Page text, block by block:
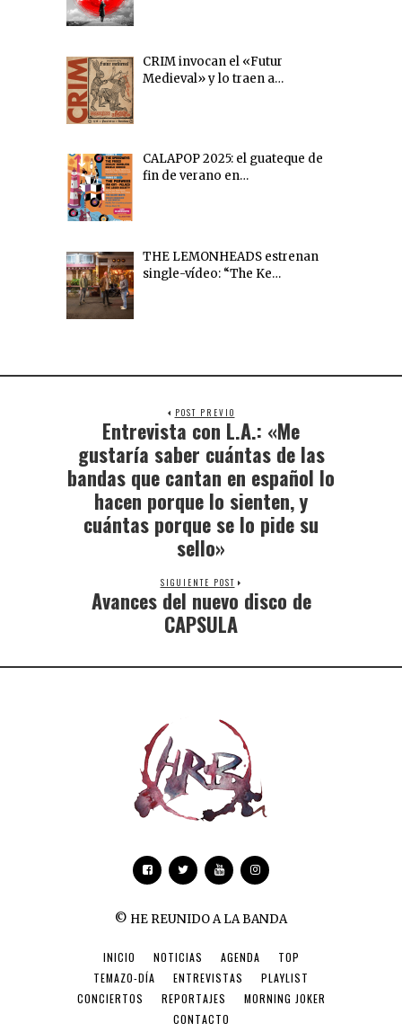
CRIM invocan el «Futur
Medieval» y lo traen a…
CALAPOP 2025: el guateque de
fin de verano en…
THE LEMONHEADS estrenan
single-vídeo: “The Ke…
POST PREVIO
Entrevista con L.A.: «Me
gustaría saber cuántas de las
bandas que cantan en español lo
hacen porque lo sienten, y
cuántas porque se lo pide su
sello»
SIGUIENTE POST
Avances del nuevo disco de
CAPSULA
© HE REUNIDO A LA BANDA
INICIO NOTICIAS AGENDA
TOP
TEMAZO-DÍA
ENTREVISTAS
PLAYLIST
CONCIERTOS
REPORTAJES
MORNING JOKER
CONTACTO